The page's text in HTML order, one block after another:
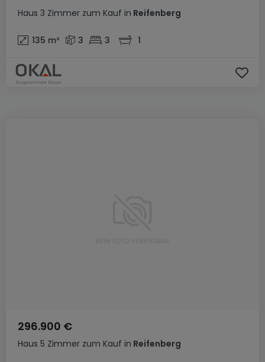
Haus 3 Zimmer zum Kauf in Reifenberg
135 m² 3 3 1
Haus 5 Zimmer zum Kauf in Reifenberg
296.900 €